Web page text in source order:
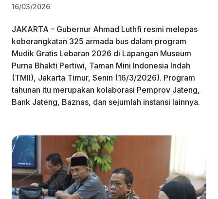
16/03/2026
JAKARTA – Gubernur Ahmad Luthfi resmi melepas
keberangkatan 325 armada bus dalam program
Mudik Gratis Lebaran 2026 di Lapangan Museum
Purna Bhakti Pertiwi, Taman Mini Indonesia Indah
(TMII), Jakarta Timur, Senin (16/3/2026). Program
tahunan itu merupakan kolaborasi Pemprov Jateng,
Bank Jateng, Baznas, dan sejumlah instansi lainnya.